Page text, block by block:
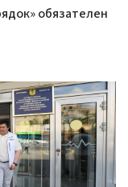
обязателен